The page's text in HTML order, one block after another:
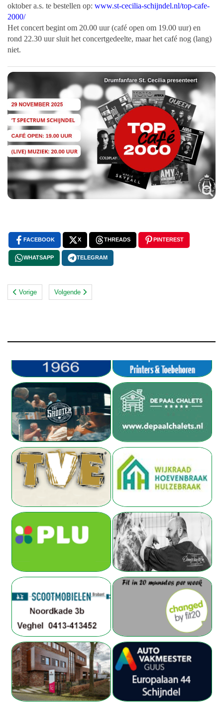
oktober a.s. te bestellen op: www.st-cecilia-schijndel.nl/top-cafe-
2000/
Het concert begint om 20.00 uur (café open om 19.00 uur) en
rond 22.30 uur sluit het concertgedeelte, maar het café nog (lang)
niet.
FACEBOOK X THREADS PINTEREST
WHATSAPP TELEGRAM
Vorige Volgende